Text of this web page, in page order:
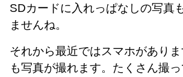
SDカードに入れっぱなしの写真
ませんね。
それから最近ではスマホがあり
も写真が撮れます。たくさん撮